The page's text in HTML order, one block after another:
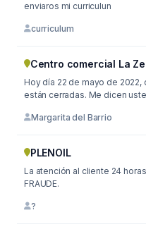
enviaros mi curriculun
curriculum
Centro comercial La
Hoy día 22 de mayo de 2022, domingo, he ido y
están cerradas. Me dicen
Margarita del Barrio
PLENOIL
La atención al cliente 24
FRAUDE.
?